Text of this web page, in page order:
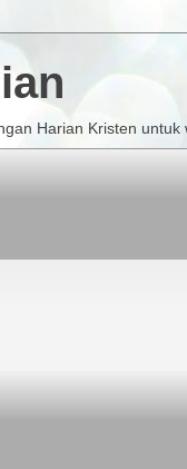
Harian Kristen untuk